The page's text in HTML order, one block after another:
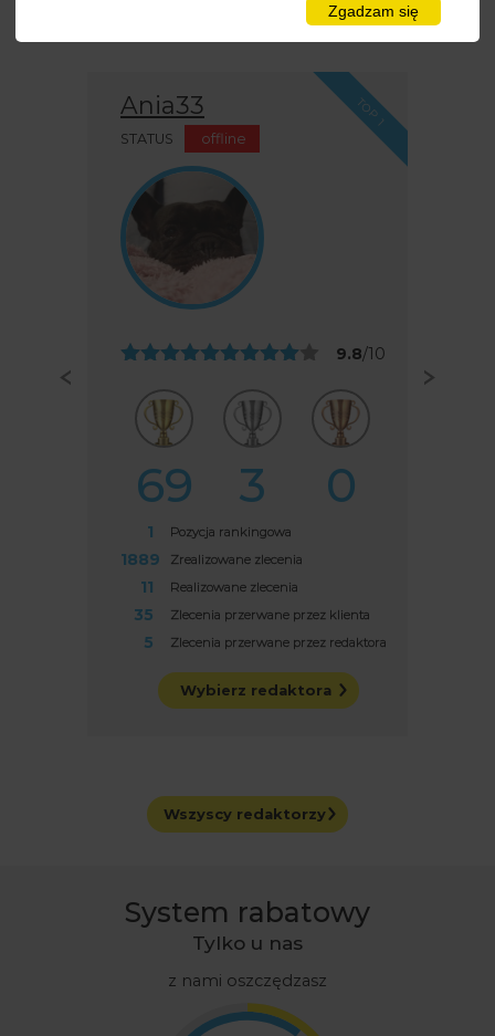
Najlepsi Redaktorzy
Ania33
STATUS offline
9.8/10
69 3 0
1 Pozycja rankingowa
1889 Zrealizowane zlecenia
11 Realizowane zlecenia
35 Zlecenia przerwane przez klienta
5 Zlecenia przerwane przez redaktora
Wybierz redaktora
TOP 1
Wszyscy redaktorzy
System rabatowy
Tylko u nas
z nami oszczędzasz
Zgadzam się